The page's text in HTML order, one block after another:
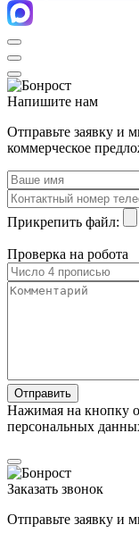
Напишите нам
Отправьте заявку и
коммерческое
Прикрепить файл:
Проверка на робота
Нажимая на кнопку
персональных
Заказать звонок
Отправьте заявку и